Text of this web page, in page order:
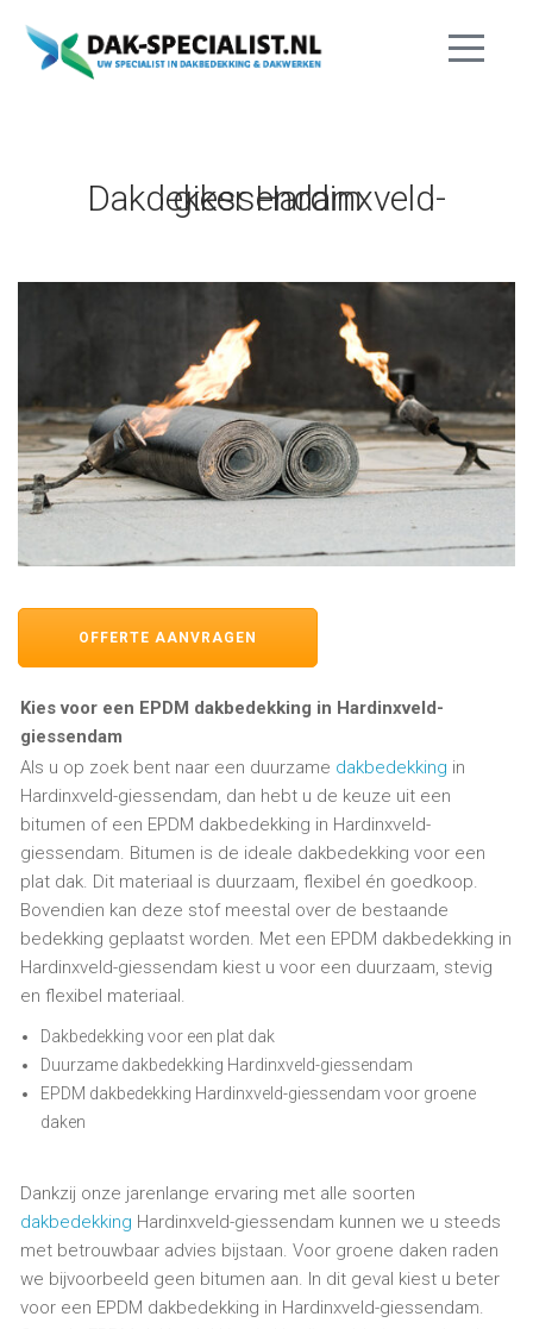
Dakdekker Hardinxveld-giessendam
OFFERTE AANVRAGEN
Kies voor een EPDM dakbedekking in Hardinxveld-
giessendam
Als u op zoek bent naar een duurzame dakbedekking in
Hardinxveld-giessendam, dan hebt u de keuze uit een
bitumen of een EPDM dakbedekking in Hardinxveld-
giessendam. Bitumen is de ideale dakbedekking voor een
plat dak. Dit materiaal is duurzaam, flexibel én goedkoop.
Bovendien kan deze stof meestal over de bestaande
bedekking geplaatst worden. Met een EPDM dakbedekking in
Hardinxveld-giessendam kiest u voor een duurzaam, stevig
en flexibel materiaal.
Dakbedekking voor een plat dak
Duurzame dakbedekking Hardinxveld-giessendam
EPDM dakbedekking Hardinxveld-giessendam voor groene
daken
Dankzij onze jarenlange ervaring met alle soorten
dakbedekking Hardinxveld-giessendam kunnen we u steeds
met betrouwbaar advies bijstaan. Voor groene daken raden
we bijvoorbeeld geen bitumen aan. In dit geval kiest u beter
voor een EPDM dakbedekking in Hardinxveld-giessendam.